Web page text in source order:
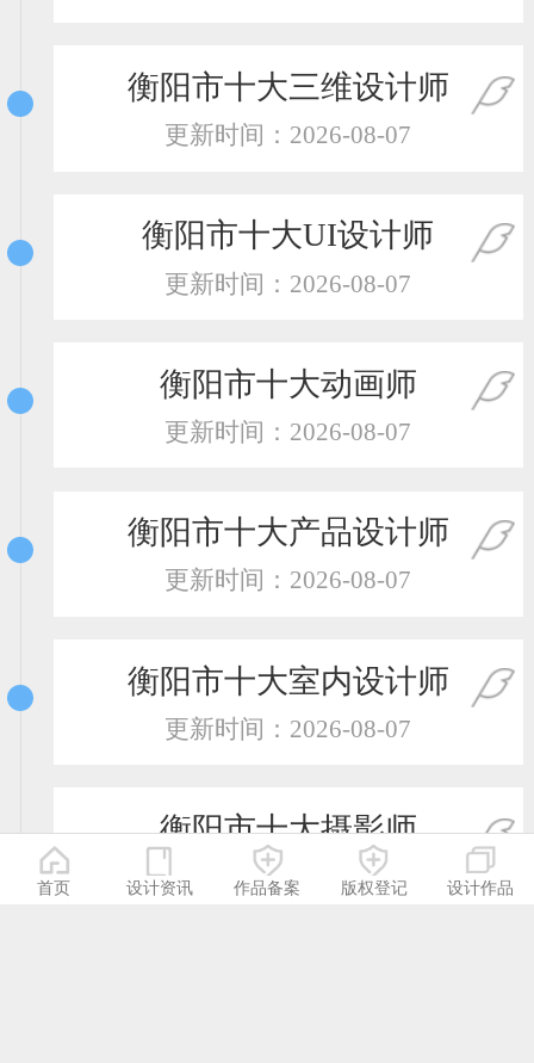
恭喜133****9020用户作品已成功备案！
衡阳市十大三维设计师
更新时间：2026-08-07
衡阳市十大UI设计师
更新时间：2026-08-07
衡阳市十大动画师
更新时间：2026-08-07
衡阳市十大产品设计师
更新时间：2026-08-07
衡阳市十大室内设计师
更新时间：2026-08-07
衡阳市十大摄影师
更新时间：2026-08-07
首页 设计资讯 作品备案 版权登记 设计作品